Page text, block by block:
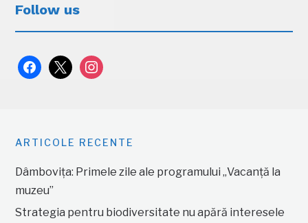
Follow us
facebook
x instagram
ARTICOLE RECENTE
Dâmbovița: Primele zile ale programului „Vacanță la
muzeu”
Strategia pentru biodiversitate nu apără interesele